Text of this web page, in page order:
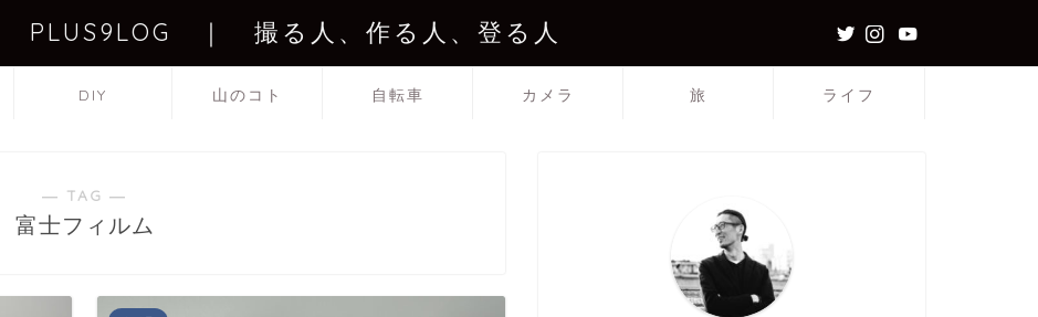
PLUS9LOG ｜ 撮る人、作る人、登る人
DIY 山のコト 自転車 カメラ 旅 ライフ
― TAG ―
富士フィルム